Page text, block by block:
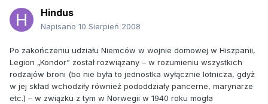
Hindus
Napisano 10 Sierpień 2008
Po zakończeniu udziału Niemców w wojnie domowej w Hiszpanii,
Legion „Kondor” został rozwiązany – w rozumieniu wszystkich
rodzajów broni (bo nie była to jednostka wyłącznie lotnicza, gdyż
w jej skład wchodziły również pododdziały pancerne, marynarze
etc.) – w związku z tym w Norwegii w 1940 roku mogła